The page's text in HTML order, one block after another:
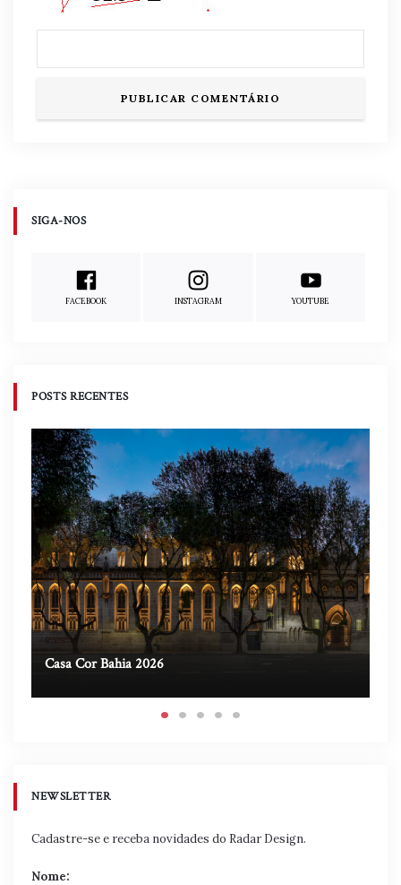
SIGA-NOS
FACEBOOK INSTAGRAM YOUTUBE
POSTS RECENTES
Casa Cor Bahia 2026
NEWSLETTER
Cadastre-se e receba novidades do Radar Design.
Nome: